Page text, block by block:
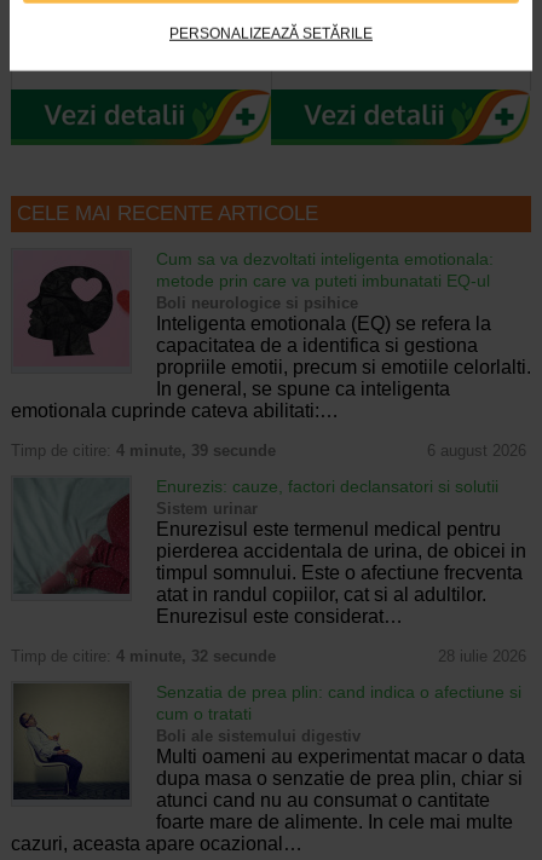
PERSONALIZEAZĂ SETĂRILE
Gelul de spalare Lipikar de la La
Roche-Posay curata delicat si
Beneficii Gerovital Kids Gel spalare
corp si par Hydra Care: Respecta
CELE MAI RECENTE ARTICOLE
Cum sa va dezvoltati inteligenta emotionala:
metode prin care va puteti imbunatati EQ-ul
Boli neurologice si psihice
Inteligenta emotionala (EQ) se refera la
capacitatea de a identifica si gestiona
propriile emotii, precum si emotiile celorlalti.
In general, se spune ca inteligenta
emotionala cuprinde cateva abilitati:…
Timp de citire: 4 minute, 39 secunde 6 august 2026
Enurezis: cauze, factori declansatori si solutii
Sistem urinar
Enurezisul este termenul medical pentru
pierderea accidentala de urina, de obicei in
timpul somnului. Este o afectiune frecventa
atat in randul copiilor, cat si al adultilor.
Enurezisul este considerat…
Timp de citire: 4 minute, 32 secunde 28 iulie 2026
Senzatia de prea plin: cand indica o afectiune si
cum o tratati
Boli ale sistemului digestiv
Multi oameni au experimentat macar o data
dupa masa o senzatie de prea plin, chiar si
atunci cand nu au consumat o cantitate
foarte mare de alimente. In cele mai multe
cazuri, aceasta apare ocazional…